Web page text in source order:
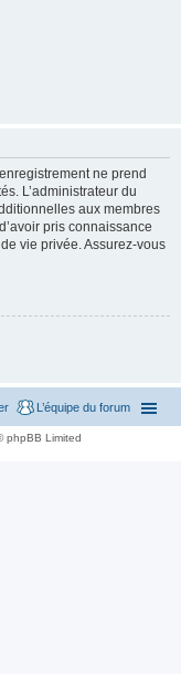
ne prend
L’administrateur du
aux membres
pris connaissance
vie privée. Assurez-vous
L’équipe du forum
phpBB Limited